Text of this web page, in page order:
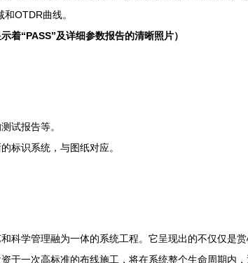
OTDR曲线。
着“PASS”及详细参数报告的清晰照片）
试报告等。
标识系统，与图纸对应。
学管理融为一体的系统工程。它呈现出的不仅仅是
于一次高标准的布线施工，将在系统整个生命周期内